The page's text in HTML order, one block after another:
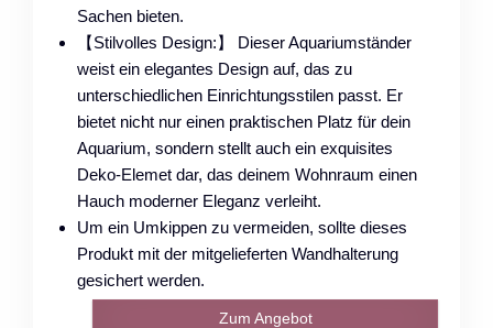
Sachen bieten.
【Stilvolles Design:】 Dieser Aquariumständer
weist ein elegantes Design auf, das zu
unterschiedlichen Einrichtungsstilen passt. Er
bietet nicht nur einen praktischen Platz für dein
Aquarium, sondern stellt auch ein exquisites
Deko-Elemet dar, das deinem Wohnraum einen
Hauch moderner Eleganz verleiht.
Um ein Umkippen zu vermeiden, sollte dieses
Produkt mit der mitgelieferten Wandhalterung
gesichert werden.
Zum Angebot